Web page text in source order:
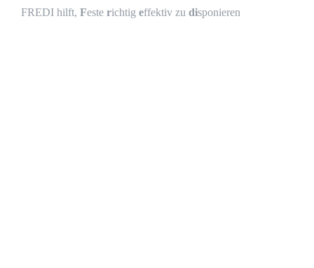
FREDI hilft, Feste richtig effektiv zu disponieren